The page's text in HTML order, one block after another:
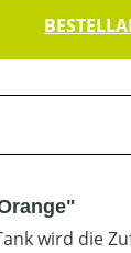
wird die